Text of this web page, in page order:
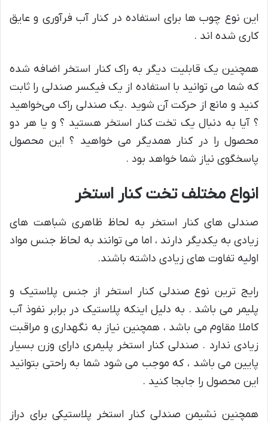
این نوع چوب ها برای استفاده در کنار آب فرآوری و عایق
کاری شده اند .
همچنین یک قابلیت دیگر به راک کنار استخر اضافه شده
که شما می توانید با استفاده از یک فیکسر صندلی را ثابت
کنید و مانع از حرکت آن شوید .یک صندلی راک می‌خواهید
؟ آیا به دنبال یک تخت کنار استخر هستید ؟ و یا هر دو
محصول را در کنار همدیگر می خواهید ؟ این محصول
پاسخگوی نیاز شما خواهد بود .
انواع مختلف تخت کنار استخر
صندلی های کنار استخر به لحاظ ظاهری شباهت های
زیادی به یکدیگر دارند ، اما می توانند به لحاظ جنس مواد
اولیه تفاوت های زیادی داشته باشند.
رایج ترین نوع صندلی کنار استخر از جنس پلاستیک و
پلیمر می باشد . به دلیل اینکه پلاستیک در برابر نفوذ آب
کاملا مقاوم می باشد ، همچنین نیاز به نگهداری و مراقبت
زیادی ندارد . صندلی کنار استخر پلیمری دارای وزن بسیار
پایین می باشد ، که موجب می شود شما به راحتی بتوانید
این محصول را جابجا کنید .
همچنین نشیمن صندلی کنار استخر پلاستیکی برای دراز